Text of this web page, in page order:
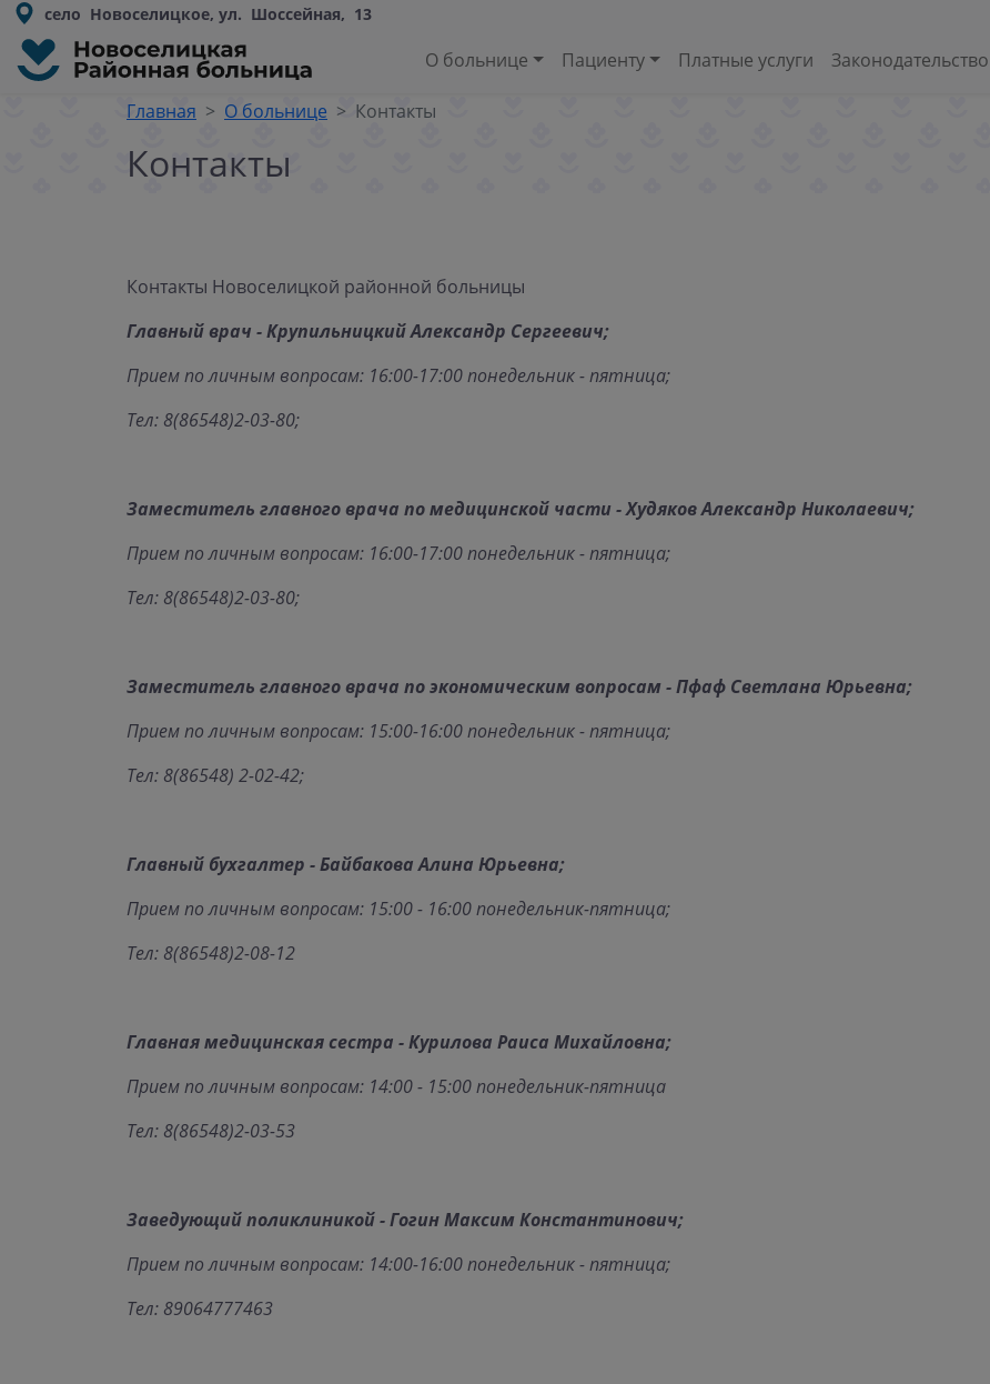
село Новоселицкое, ул. Шоссейная, 13
О больнице Пациенту Платные услуги Законодательство
Главная О больнице Контакты
Контакты
Контакты Новоселицкой районной больницы
Главный врач - Крупильницкий Александр Сергеевич;
Прием по личным вопросам: 16:00-17:00 понедельник - пятница;
Тел: 8(86548)2-03-80;
Заместитель главного врача по медицинской части - Худяков Александр Николаевич;
Прием по личным вопросам: 16:00-17:00 понедельник - пятница;
Тел: 8(86548)2-03-80;
Заместитель главного врача по экономическим вопросам - Пфаф Светлана Юрьевна;
Прием по личным вопросам: 15:00-16:00 понедельник - пятница;
Тел: 8(86548) 2-02-42;
Главный бухгалтер - Байбакова Алина Юрьевна;
Прием по личным вопросам: 15:00 - 16:00 понедельник-пятница;
Тел: 8(86548)2-08-12
Главная медицинская сестра - Курилова Раиса Михайловна;
Прием по личным вопросам: 14:00 - 15:00 понедельник-пятница
Тел: 8(86548)2-03-53
Заведующий поликлиникой - Гогин Максим Константинович;
Прием по личным вопросам: 14:00-16:00 понедельник - пятница;
Тел: 89064777463